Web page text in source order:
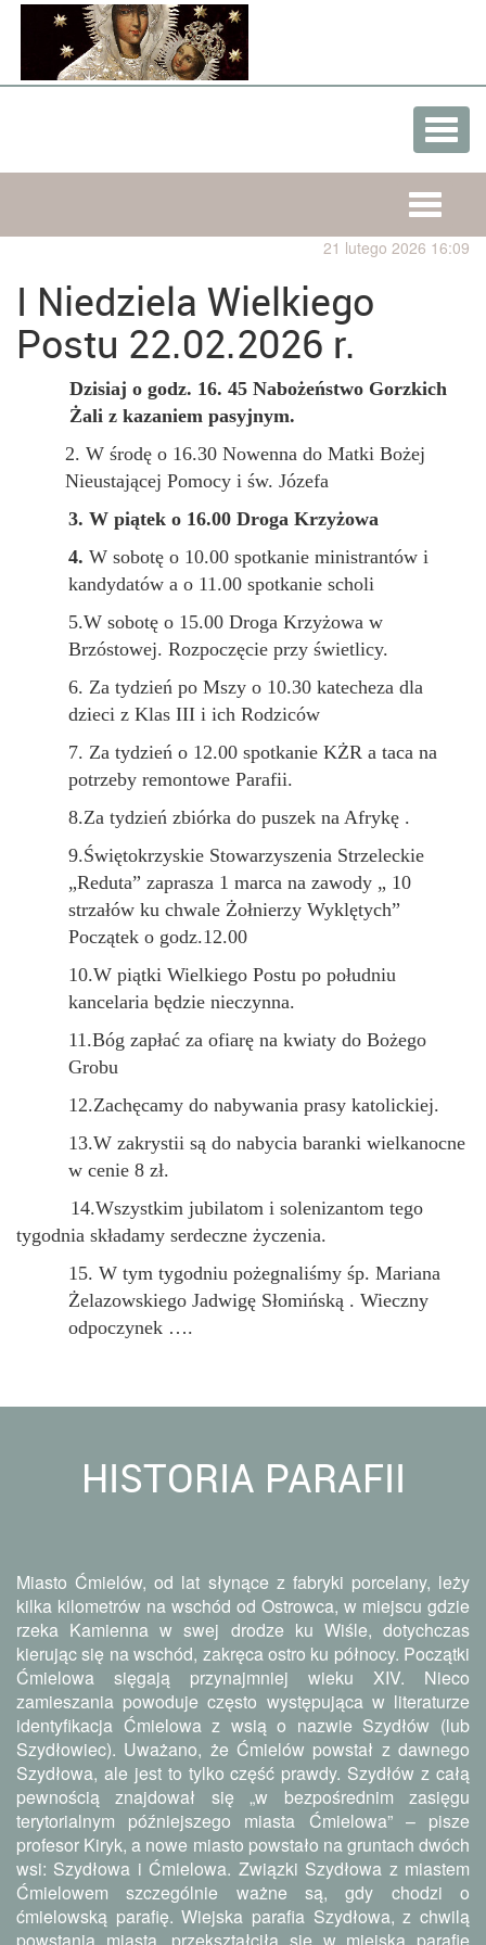
21 lutego 2026 16:09
I Niedziela Wielkiego
Postu 22.02.2026 r.
Dzisiaj o godz. 16. 45 Nabożeństwo Gorzkich
Żali z kazaniem pasyjnym.
2. W środę o 16.30 Nowenna do Matki Bożej
Nieustającej Pomocy i św. Józefa
3. W piątek o 16.00 Droga Krzyżowa
4. W sobotę o 10.00 spotkanie ministrantów i
kandydatów a o 11.00 spotkanie scholi
5.W sobotę o 15.00 Droga Krzyżowa w
Brzóstowej. Rozpoczęcie przy świetlicy.
6. Za tydzień po Mszy o 10.30 katecheza dla
dzieci z Klas III i ich Rodziców
7. Za tydzień o 12.00 spotkanie KŻR a taca na
potrzeby remontowe Parafii.
8.Za tydzień zbiórka do puszek na Afrykę .
9.Świętokrzyskie Stowarzyszenia Strzeleckie
„Reduta” zaprasza 1 marca na zawody „ 10
strzałów ku chwale Żołnierzy Wyklętych”
Początek o godz.12.00
10.W piątki Wielkiego Postu po południu
kancelaria będzie nieczynna.
11.Bóg zapłać za ofiarę na kwiaty do Bożego
Grobu
12.Zachęcamy do nabywania prasy katolickiej.
13.W zakrystii są do nabycia baranki wielkanocne
w cenie 8 zł.
14.Wszystkim jubilatom i solenizantom tego
tygodnia składamy serdeczne życzenia.
15. W tym tygodniu pożegnaliśmy śp. Mariana
Żelazowskiego Jadwigę Słomińską . Wieczny
odpoczynek ….
HISTORIA PARAFII
Miasto Ćmielów, od lat słynące z fabryki porcelany, leży
kilka kilometrów na wschód od Ostrowca, w miejscu gdzie
rzeka Kamienna w swej drodze ku Wiśle, dotychczas
kierując się na wschód, zakręca ostro ku północy. Początki
Ćmielowa sięgają przynajmniej wieku XIV. Nieco
zamieszania powoduje często występująca w literaturze
identyfikacja Ćmielowa z wsią o nazwie Szydłów (lub
Szydłowiec). Uważano, że Ćmielów powstał z dawnego
Szydłowa, ale jest to tylko część prawdy. Szydłów z całą
pewnością znajdował się „w bezpośrednim zasięgu
terytorialnym późniejszego miasta Ćmielowa” – pisze
profesor Kiryk, a nowe miasto powstało na gruntach dwóch
wsi: Szydłowa i Ćmielowa. Związki Szydłowa z miastem
Ćmielowem szczególnie ważne są, gdy chodzi o
ćmielowską parafię. Wiejska parafia Szydłowa, z chwilą